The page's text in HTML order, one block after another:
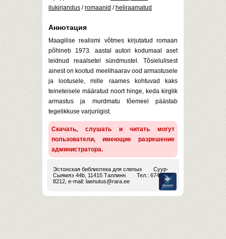
ilukirjandus /romaanid / heliraamatud
Аннотация
Maagilise realismi võtmes kirjutatud romaan
põhineb 1973. aastal autori kodumaal aset
leidnud reaalsetel sündmustel. Tõsielulisest
ainest on kootud meelihaarav ood armastusele
ja lootusele, mille raames kohtuvad kaks
teineteisele määratud noort hinge, keda kirglik
armastus ja murdmatu tõemeel päästab
tegelikkuse varjuriigist.
Скачать, слушать и читать могут
пользователи, имеющие разрешение
администратора.
Эстонская библиотека для слепых
Суур-
Сыямяэ 44b, 11415 Таллинн
Тел.: 674
8212, e-mail: laenutus@rara.ee